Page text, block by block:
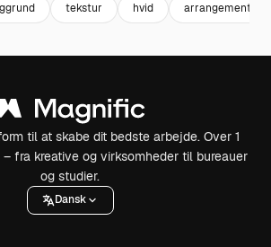
tekstur hvid arrangement
til at skabe dit bedste arbejde. Over 1
fra kreative og virksomheder til bureauer
og studier.
Dansk